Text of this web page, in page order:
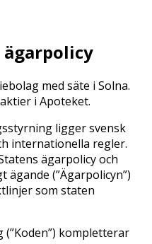
med säte i Solna.
i Apoteket.
ligger svensk
internationella regler.
ägarpolicy och
(”Ägarpolicyn”)
som staten
kompletterar